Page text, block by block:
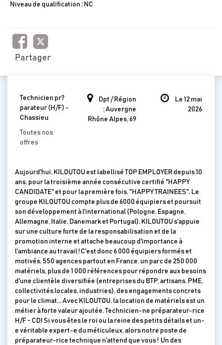
Niveau de qualification : NC
Partager
Technicien pr?
parateur (H/F) -
Chassieu
Toutes nos
offres
Dpt / Région
: Auvergne
Rhône Alpes, 69
Le 12 mai
2026
Aujourd'hui, KILOUTOU est labellisé TOP EMPLOYER depuis 10
ans, pour la troisième année consécutive certifié "HAPPY
CANDIDATE" et pour la première fois, "HAPPY TRAINEES". Le
groupe KILOUTOU compte plus de 6000 équipiers et poursuit
son développement à l'international (Pologne, Espagne,
Allemagne, Italie, Danemark et Portugal). KILOUTOU s'appuie
sur une culture forte de la responsabilisation et de la
promotion interne et attache beaucoup d'importance à
l'ambiance au travail ! C'est donc 6 000 équipiers formés et
motivés, 550 agences partout en France, un parc de 250 000
matériels, plus de 1 000 références pour répondre aux besoins
d'une clientèle diversifiée (entreprises du BTP, artisans, PME,
collectivités locales, industries), des engagements concrets
pour le climat... Avec KILOUTOU, la location de matériels est un
métier à forte valeur ajoutée. Technicien-ne préparateur-rice
H/F - CDI Si vous êtes le roi ou la reine des petits détails et un-
e véritable expert-e du méticuleux, alors notre poste de
préparateur-rice technique n'attend que vous ! Un des